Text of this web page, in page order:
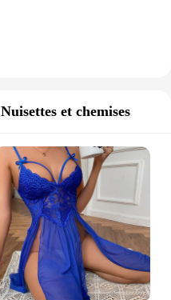
Nuisettes et chemises